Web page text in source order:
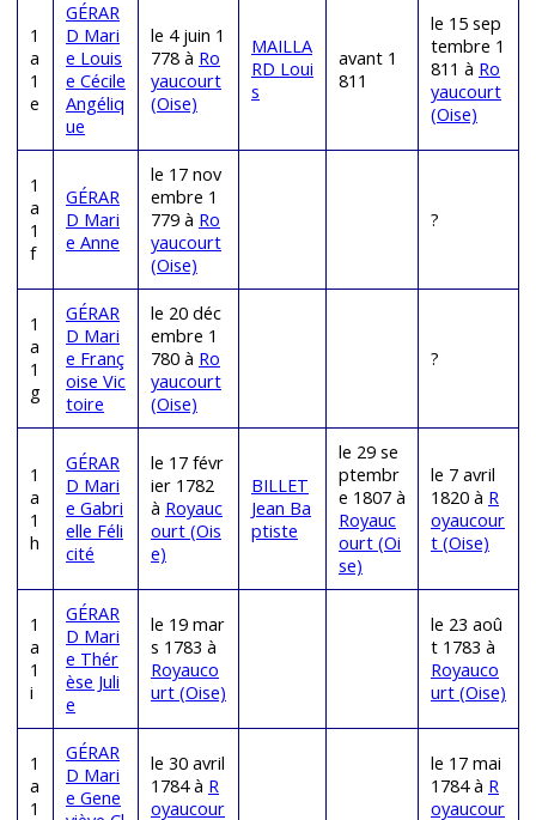
1
a
1
e
GÉRAR
D Mari
e Louis
e Cécile
Angéliq
ue
le 4 juin 1
778 à Ro
yaucourt
(Oise)
MAILLA
RD Loui
s
avant 1
811
le 15 sep
tembre 1
811 à Ro
yaucourt
(Oise)
1
a
1
f
GÉRAR
D Mari
e Anne
le 17 nov
embre 1
779 à Ro
yaucourt
(Oise)
?
1
a
1
g
GÉRAR
D Mari
e Franç
oise Vic
toire
le 20 déc
embre 1
780 à Ro
yaucourt
(Oise)
?
1
a
1
h
GÉRAR
D Mari
e Gabri
elle Féli
cité
le 17 févr
ier 1782
à Royauc
ourt (Ois
e)
BILLET
Jean Ba
ptiste
le 29 se
ptembr
e 1807 à
Royauc
ourt (Oi
se)
le 7 avril
1820 à R
oyaucour
t (Oise)
1
a
1
i
GÉRAR
D Mari
e Thér
èse Juli
e
le 19 mar
s 1783 à
Royauco
urt (Oise)
le 23 aoû
t 1783 à
Royauco
urt (Oise)
1
a
1
GÉRAR
D Mari
e Gene
le 30 avril
1784 à R
oyaucour
le 17 mai
1784 à R
oyaucour